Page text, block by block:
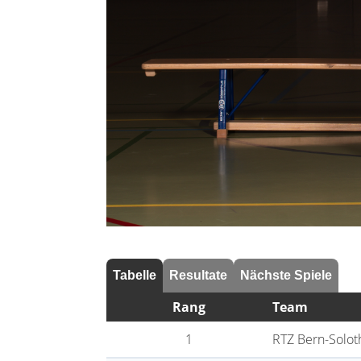
Tabelle Resultate Nächste Spiele
Rang
Team
1
RTZ Bern-